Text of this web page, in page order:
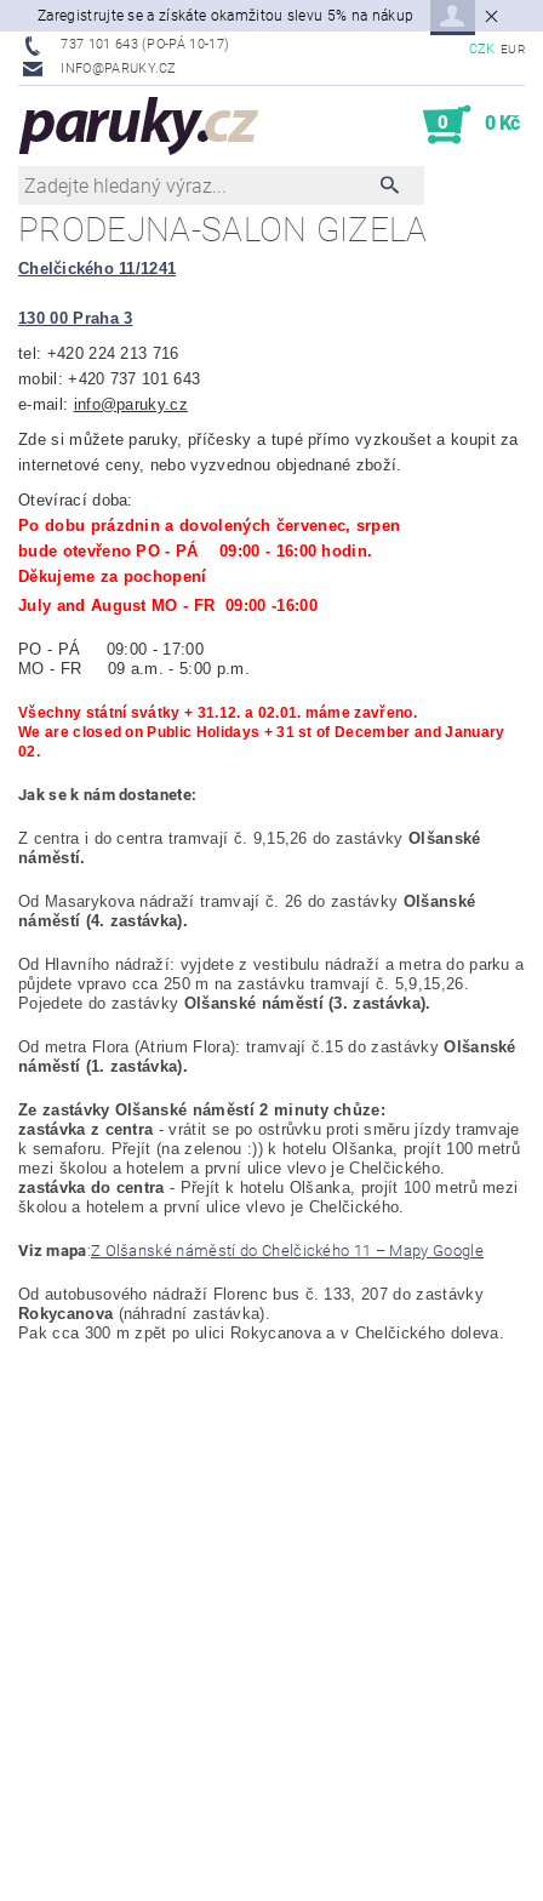
Zaregistrujte se a získáte okamžitou slevu 5% na nákup
737 101 643 (PO-PÁ 10-17)
INFO@PARUKY.CZ
CZK EUR
0 0 Kč
PRODEJNA-SALON GIZELA
Chelčického 11/1241
130 00 Praha 3
tel: +420 224 213 716
mobil: +420 737 101 643
e-mail: info@paruky.cz
Zde si můžete paruky, příčesky a tupé přímo vyzkoušet a koupit za
internetové ceny, nebo vyzvednou objednané zboží.
Otevírací doba:
Po dobu prázdnin a dovolených červenec, srpen
bude otevřeno PO - PÁ 09:00 - 16:00 hodin.
Děkujeme za pochopení
July and August MO - FR 09:00 -16:00
PO - PÁ 09:00 - 17:00
MO - FR 09 a.m. - 5:00 p.m.
Všechny státní svátky + 31.12. a 02.01. máme zavřeno.
We are closed on Public Holidays + 31 st of December and January
02.
Jak se k nám dostanete:
Z centra i do centra tramvají č. 9,15,26 do zastávky Olšanské
náměstí.
Od Masarykova nádraží tramvají č. 26 do zastávky Olšanské
náměstí (4. zastávka).
Od Hlavního nádraží: vyjdete z vestibulu nádraží a metra do parku a
půjdete vpravo cca 250 m na zastávku tramvají č. 5,9,15,26.
Pojedete do zastávky Olšanské náměstí (3. zastávka).
Od metra Flora (Atrium Flora): tramvají č.15 do zastávkyOlšanské
náměstí (1. zastávka).
Ze zastávky Olšanské náměstí 2 minuty chůze:
zastávka z centra- vrátit se po ostrůvku proti směru jízdy tramvaje
k semaforu. Přejít (na zelenou :)) k hotelu Olšanka, projít 100 metrů
mezi školou a hotelem a první ulice vlevo je Chelčického.
zastávka do centra- Přejít k hotelu Olšanka, projít 100 metrů mezi
školou a hotelem a první ulice vlevo je Chelčického.
Viz mapa:Z Olšanské náměstí do Chelčického 11 – Mapy Google
Od autobusového nádraží Florenc bus č. 133, 207 do zastávky
Rokycanova(náhradní zastávka).
Pak cca 300 m zpět po ulici Rokycanova a v Chelčického doleva.